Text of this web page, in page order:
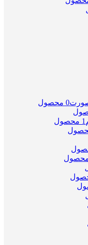
صورت0 محصول
1 محصول